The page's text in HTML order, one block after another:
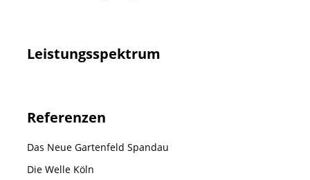
Leistungsspektrum
Referenzen
Das Neue Gartenfeld Spandau
Die Welle Köln